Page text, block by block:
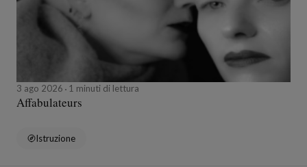
3 ago 2026 1 minuti di lettura
Affabulateurs
Istruzione